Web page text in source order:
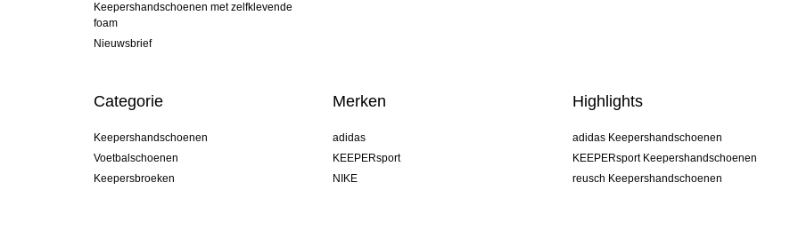
Keepershandschoenen met zelfklevende
foam
Nieuwsbrief
Categorie
Keepershandschoenen
Voetbalschoenen
Keepersbroeken
Merken
adidas
KEEPERsport
NIKE
Highlights
adidas Keepershandschoenen
KEEPERsport Keepershandschoenen
reusch Keepershandschoenen